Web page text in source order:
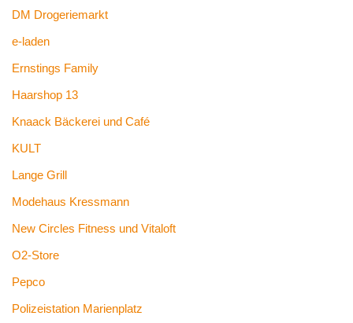
DM Drogeriemarkt
e-laden
Ernstings Family
Haarshop 13
Knaack Bäckerei und Café
KULT
Lange Grill
Modehaus Kressmann
New Circles Fitness und Vitaloft
O2-Store
Pepco
Polizeistation Marienplatz